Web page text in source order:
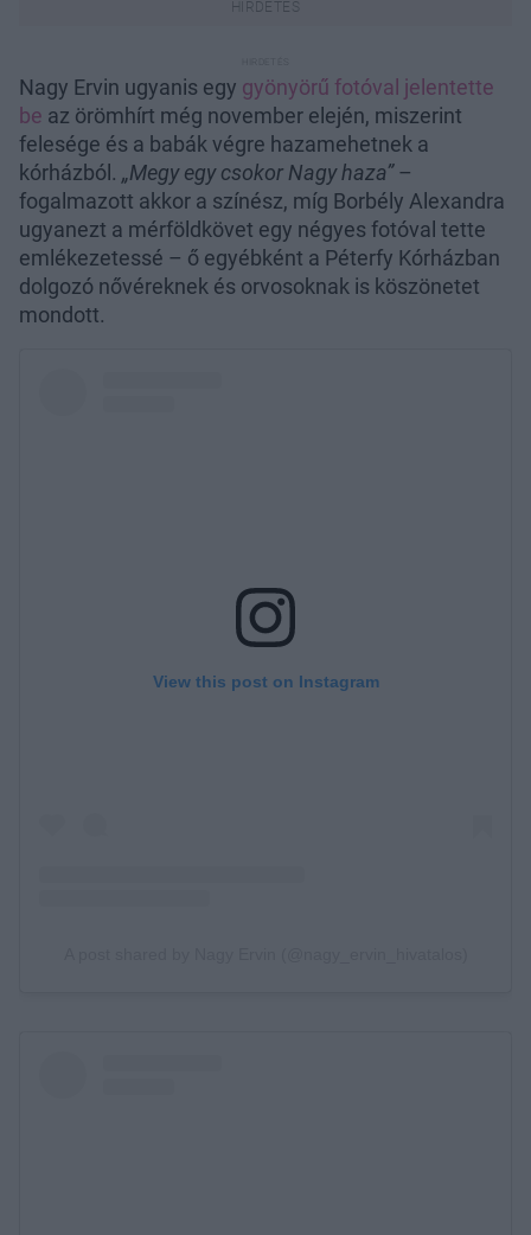
Nagy Ervin ugyanis egy gyönyörű fotóval jelentette
be az örömhírt még november elején, miszerint
felesége és a babák végre hazamehetnek a
kórházból. „Megy egy csokor Nagy haza”–
fogalmazott akkor a színész, míg Borbély Alexandra
ugyanezt a mérföldkövet egy négyes fotóval tette
emlékezetessé – ő egyébként a Péterfy Kórházban
dolgozó nővéreknek és orvosoknak is köszönetet
mondott.